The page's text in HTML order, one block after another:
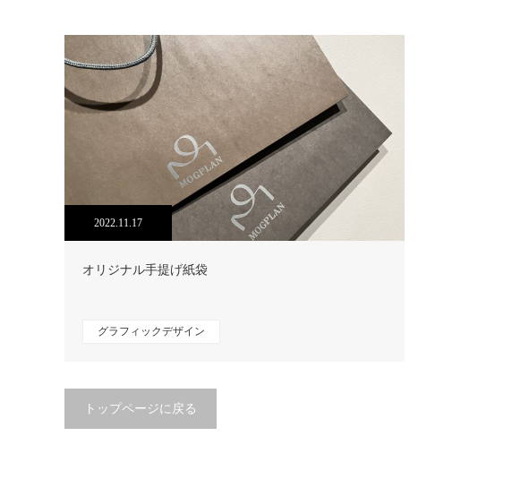
2022.11.17
オリジナル手提げ紙袋
グラフィックデザイン
トップページに戻る